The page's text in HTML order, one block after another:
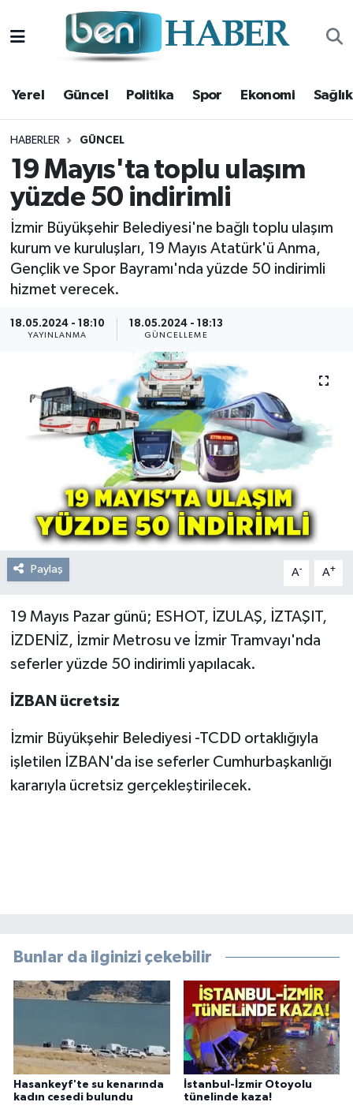
Yerel Güncel Politika Spor Ekonomi Sağlık
HABERLER GÜNCEL
19 Mayıs'ta toplu ulaşım
yüzde 50 indirimli
İzmir Büyükşehir Belediyesi'ne bağlı toplu ulaşım
kurum ve kuruluşları, 19 Mayıs Atatürk'ü Anma,
Gençlik ve Spor Bayramı'nda yüzde 50 indirimli
hizmet verecek.
18.05.2024 - 18:10
YAYINLANMA
18.05.2024 - 18:13
GÜNCELLEME
Paylaş A- A+
19 Mayıs Pazar günü; ESHOT, İZULAŞ, İZTAŞIT,
İZDENİZ, İzmir Metrosu ve İzmir Tramvayı'nda
seferler yüzde 50 indirimli yapılacak.
İZBAN ücretsiz
İzmir Büyükşehir Belediyesi -TCDD ortaklığıyla
işletilen İZBAN'da ise seferler Cumhurbaşkanlığı
kararıyla ücretsiz gerçekleştirilecek.
Bunlar da ilginizi çekebilir
Hasankeyf'te su kenarında
kadın cesedi bulundu
İstanbul-İzmir Otoyolu
tünelinde kaza!
Yerel
Güncel
Politika
Spor
Ekonomi
Sağlık
Kültür Sanat
Resmi Reklam
Röportajlar
Hava Durumu
Trafik Durumu
Süper Lig Puan Durumu ve Fikstür
Tüm Manşetler
Son Dakika Haberleri
Haber Arşivi